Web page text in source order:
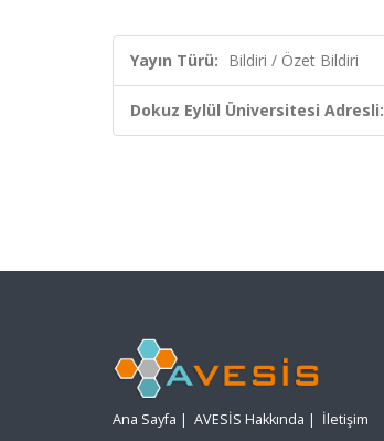
Yayın Türü: Bildiri / Özet Bildiri
Dokuz Eylül Üniversitesi Adresli:
Ana Sayfa | AVESİS Hakkında | İletişim